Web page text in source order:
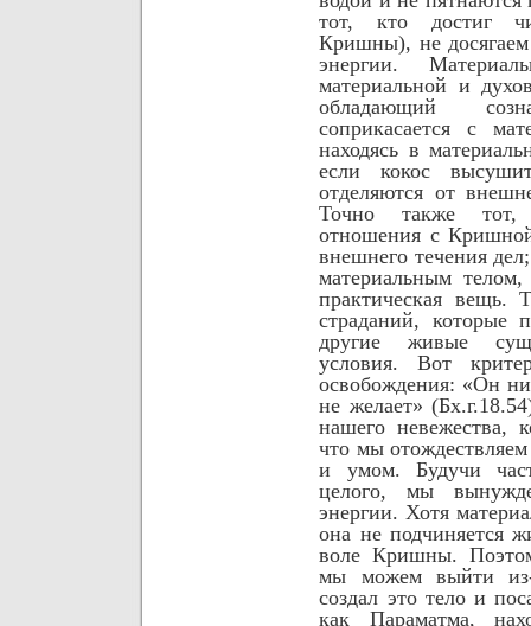
тот, кто достиг
Кришны), не досягаем
энергии.
материальной и
обладающий
соприкасается с
находясь в
если кокос
отделяются от
Точно также тот,
отношения с
внешнего течения
материальным
практическая вещь.
страданий,
другие живые
условия. Вот
освобождения: «Он
не желает»
нашего невежества,
что мы
и умом. Будучи
целого, мы
энергии. Хотя
она не подчиняется
воле Кришны.
мы можем выйти
создал это тело и
как Параматма,